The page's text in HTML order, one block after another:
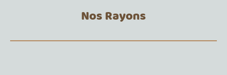
Nos Rayons